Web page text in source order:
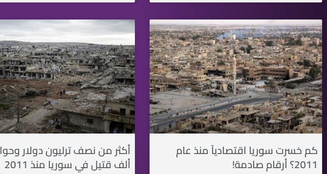
كم خسرت سوريا اقتصادياً منذ عام
2011؟ أرقام صادمة! ألف قتيل في سوريا منذ 2011